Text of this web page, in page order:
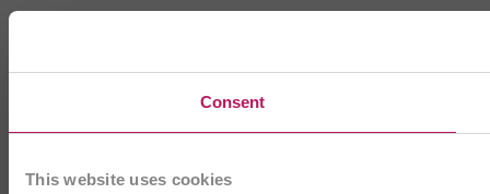
Consent
This website uses cookies